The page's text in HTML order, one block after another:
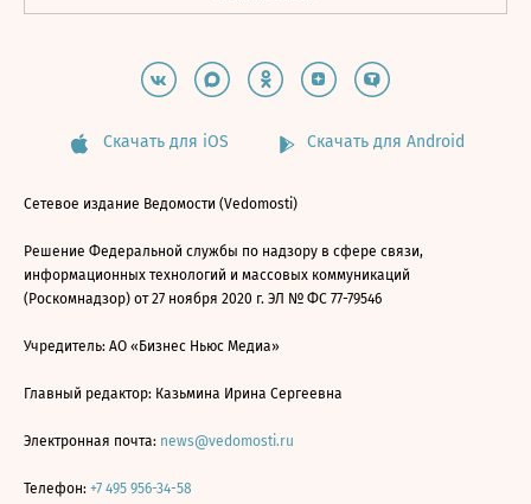
Скачать для iOS Скачать для Android
Сетевое издание Ведомости (Vedomosti)
Решение Федеральной службы по надзору в сфере связи,
информационных технологий и массовых коммуникаций
(Роскомнадзор) от 27 ноября 2020 г. ЭЛ № ФС 77-79546
Учредитель: АО «Бизнес Ньюс Медиа»
Главный редактор: Казьмина Ирина Сергеевна
Электронная почта: news@vedomosti.ru
Телефон: +7 495 956-34-58